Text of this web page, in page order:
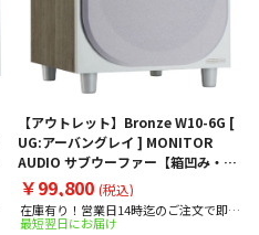
【アウトレット】Bronze W10-6G [
UG:アーバングレイ ] MONITOR
AUDIO サブウーファー【箱凹み・外
箱に若干の汚れ⇒限定アウトレット】
￥99,800 (税込)
在庫有り！営業日14時迄のご注文で即日
出荷！
最短翌日にお届け